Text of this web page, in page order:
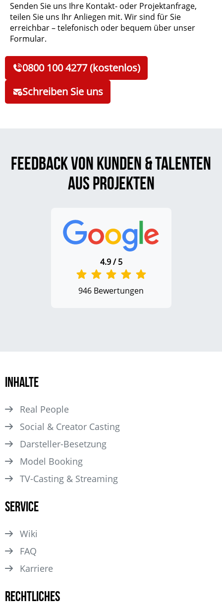
Senden Sie uns Ihre Kontakt- oder Projektanfrage,
teilen Sie uns Ihr Anliegen mit. Wir sind für Sie
erreichbar – telefonisch oder bequem über unser
Formular.
0800 100 4277 (kostenlos)
Schreiben Sie uns
Feedback von Kunden & Talenten
aus Projekten
4.9 / 5
946 Bewertungen
Inhalte
Real People
Social & Creator Casting
Darsteller­-Besetzung
Model Booking
TV-Casting & Streaming
Service
Wiki
FAQ
Karriere
Rechtliches